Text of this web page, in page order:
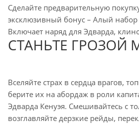
Сделайте предварительную
эксклюзивный бонус – Алый
Включает наряд для Эдварда,
СТАНЬТЕ ГРОЗОЙ
Вселяйте страх в сердца врагов,
берите их на абордаж в роли
Эдварда Кенуэя. Смешивайтесь с
возглавляйте дерзкие рейды,